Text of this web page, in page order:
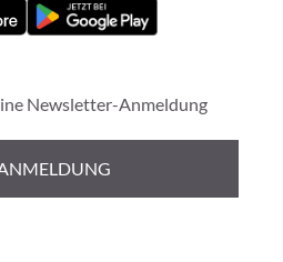
Newsletter-Anmeldung